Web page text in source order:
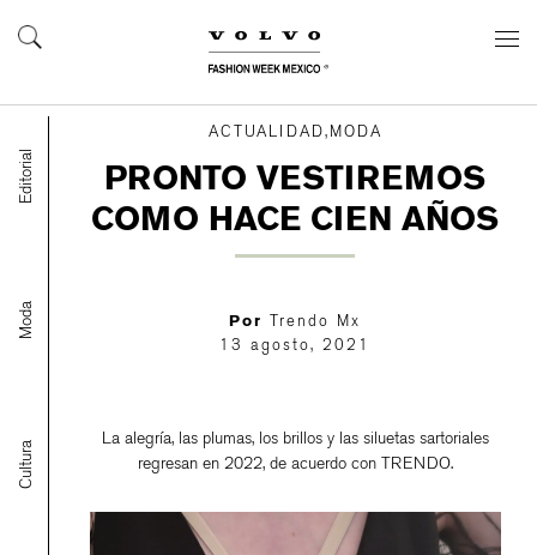
Editorial
Moda
Cultura
ACTUALIDAD,MODA
PRONTO VESTIREMOS
COMO HACE CIEN AÑOS
Por Trendo Mx
13 agosto, 2021
La alegría, las plumas, los brillos y las siluetas sartoriales
regresan en 2022, de acuerdo con TRENDO.